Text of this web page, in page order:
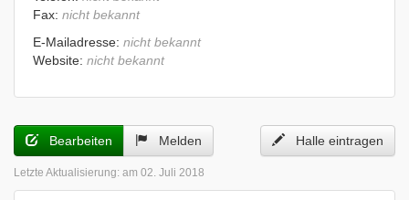
Fax: nicht bekannt
E-Mailadresse: nicht bekannt
Website: nicht bekannt
Bearbeiten Melden Halle eintragen
Letzte Aktualisierung: am 02. Juli 2018